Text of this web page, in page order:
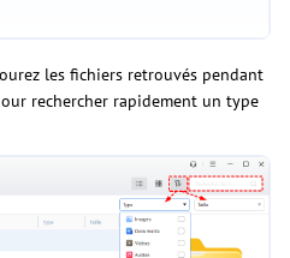
les fichiers retrouvés pendant
rechercher rapidement un type